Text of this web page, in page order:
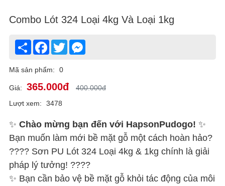
Combo Lót 324 Loại 4kg Và Loại 1kg
ShareFacebook
TwitterMessenger
Mã sản phẩm: 0
Giá: 365.000đ
400.000đ
Lượt xem:
3478
✨ Chào mừng bạn đến với HapsonPudogo! ✨
Bạn muốn làm mới bề mặt gỗ một cách hoàn hảo?
???? Sơn PU Lót 324 Loại 4kg & 1kg chính là giải
pháp lý tưởng! ????
✨ Bạn cần bảo vệ bề mặt gỗ khỏi tác động của môi